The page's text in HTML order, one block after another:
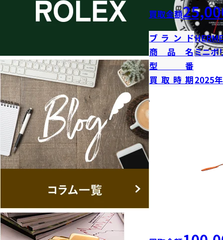
買取金額
ブランド
商品名ミニボ
型番
買取時期2025